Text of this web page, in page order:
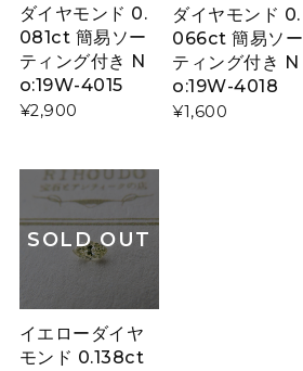
ダイヤモンド 0.
081ct 簡易ソー
ティング付き N
o:19W-4015
¥2,900
ダイヤモンド 0.
066ct 簡易ソー
ティング付き N
o:19W-4018
¥1,600
SOLD OUT
イエローダイヤ
モンド 0.138ct